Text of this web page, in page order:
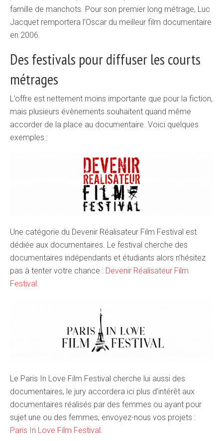
famille de manchots. Pour son premier long métrage, Luc
Jacquet remportera l’Oscar du meilleur film documentaire
en 2006.
Des festivals pour diffuser les courts
métrages
L’offre est nettement moins importante que pour la fiction,
mais plusieurs évènements souhaitent quand même
accorder de la place au documentaire. Voici quelques
exemples :
Une catégorie du Devenir Réalisateur Film Festival est
dédiée aux documentaires. Le festival cherche des
documentaires indépendants et étudiants alors n’hésitez
pas à tenter votre chance : Devenir Réalisateur Film
Festival .
Le Paris In Love Film Festival cherche lui aussi des
documentaires, le jury accordera ici plus d’intérêt aux
documentaires réalisés par des femmes ou ayant pour
sujet une ou des femmes, envoyez-nous vos projets :
Paris In Love Film Festival.